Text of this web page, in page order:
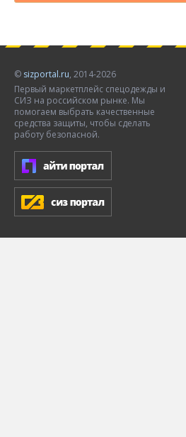
© sizportal.ru, 2014-2026
Первый маркетплейс спецодежды и
СИЗ на российском рынке. Мы
помогаем выбрать качественные
средства защиты, чтобы сделать
работу безопасной.